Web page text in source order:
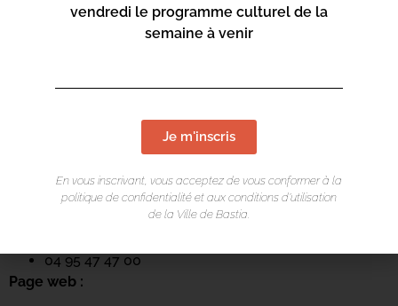
https://www.bastia.corsica/servizii/culture-
sciences/centru-culturale-alboru/
Centru culturale Alb’Oru
20600 Bastia
04 95 47 47 00
Page web :
vendredi le programme culturel de la
semaine à venir
Je m'inscris
En vous inscrivant, vous acceptez de vous conformer à la
politique de confidentialité et aux conditions d’utilisation
de la Ville de Bastia.